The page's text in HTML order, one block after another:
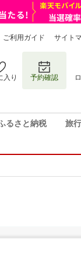
ご利用ガイド サイト
入り 予約確認
るさと納税 旅